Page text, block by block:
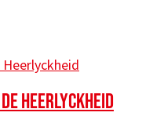
HEERLYCKHEID